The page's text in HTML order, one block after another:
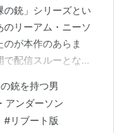
の銃」シリーズとい
リーアム・ニーソ
が本作のあらま
配信スルーとなっ
らは元祖のレスリ
吹き替え版（羽佐
面白さが減少しま
銃を持つ男
アンダーソン
#リブート版